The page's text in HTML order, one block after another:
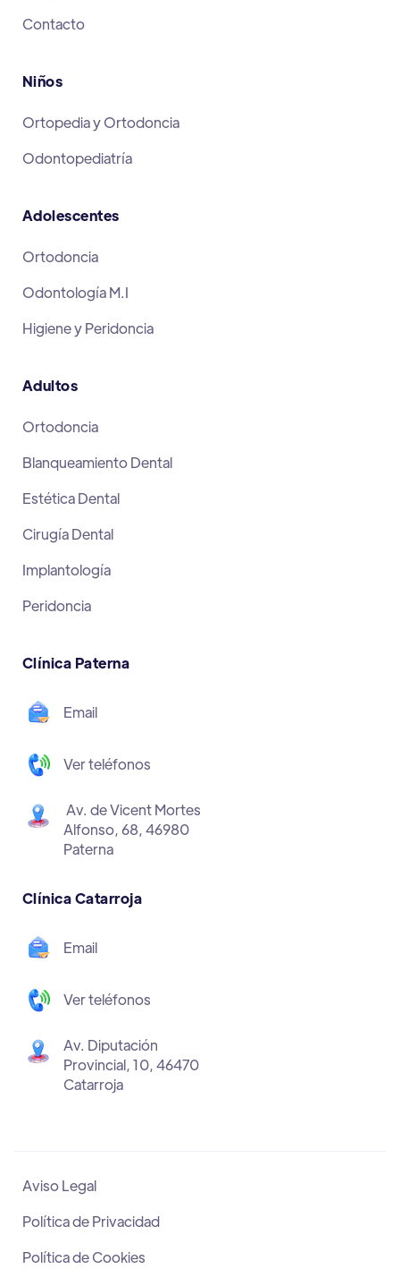
Contacto
Niños
Ortopedia y Ortodoncia
Odontopediatría
Adolescentes
Ortodoncia
Odontología M.I
Higiene y Peridoncia
Adultos
Ortodoncia
Blanqueamiento Dental
Estética Dental
Cirugía Dental
Implantología
Peridoncia
Clínica Paterna
Email
Ver teléfonos
Av. de Vicent Mortes
Alfonso, 68, 46980
Paterna
Clínica Catarroja
Email
Ver teléfonos
Av. Diputación
Provincial, 10, 46470
Catarroja
Aviso Legal
Política de Privacidad
Política de Cookies